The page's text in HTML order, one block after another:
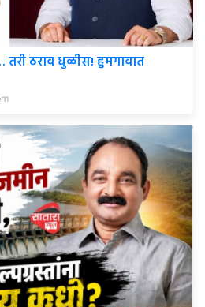
तरी ठराव धुळीस! हुमगावात